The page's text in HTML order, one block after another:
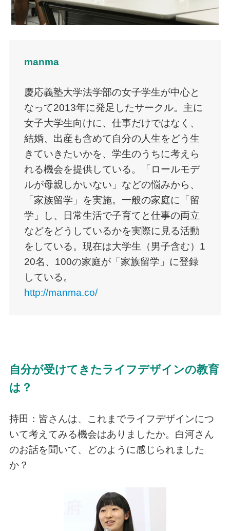
manma
慶応義塾大学法学部の女子学生が中心と
なって2013年に発足したサークル。主に
女子大学生向けに、仕事だけではなく、
結婚、出産も含めて自分の人生をどう生
きていきたいかを、学生のうちに考えら
れる機会を提供している。「ロールモデ
ルが母親しかいない」などの悩みから、
「家族留学」を実施。一般の家庭に「留
学」し、日常生活で子育てと仕事の両立
などをどうしているかを実際に見る活動
をしている。現在は大学生（男子含む）1
20名、100の家庭が「家族留学」に登録
している。
http://manma.co/
自分が受けてきたライフデザインの教育
は？
持田：皆さんは、これまでライフデザインにつ
いて考えてみる機会はありましたか。白河さん
のお話を聞いて、どのように感じられました
か？